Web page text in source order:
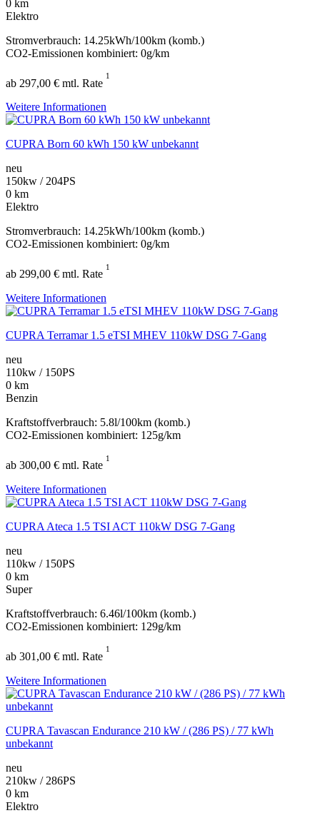
0 km
Elektro
Stromverbrauch: 14.25kWh/100km (komb.)
CO2-Emissionen kombiniert: 0g/km
ab 297,00 € mtl. Rate
1
Weitere Informationen
CUPRA Born 60 kWh 150 kW unbekannt
neu
150kw / 204PS
0 km
Elektro
Stromverbrauch: 14.25kWh/100km (komb.)
CO2-Emissionen kombiniert: 0g/km
ab 299,00 € mtl. Rate
1
Weitere Informationen
CUPRA Terramar 1.5 eTSI MHEV 110kW DSG 7-Gang
neu
110kw / 150PS
0 km
Benzin
Kraftstoffverbrauch: 5.8l/100km (komb.)
CO2-Emissionen kombiniert: 125g/km
ab 300,00 € mtl. Rate
1
Weitere Informationen
CUPRA Ateca 1.5 TSI ACT 110kW DSG 7-Gang
neu
110kw / 150PS
0 km
Super
Kraftstoffverbrauch: 6.46l/100km (komb.)
CO2-Emissionen kombiniert: 129g/km
ab 301,00 € mtl. Rate
1
Weitere Informationen
CUPRA Tavascan Endurance 210 kW / (286 PS) / 77 kWh
unbekannt
neu
210kw / 286PS
0 km
Elektro